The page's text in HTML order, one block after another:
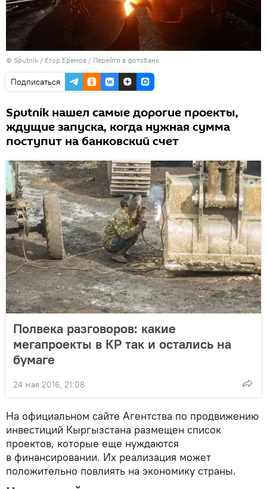
© Sputnik / Егор Еремов / Перейти в фотобанк
Подписаться
Sputnik нашел самые дорогие проекты,
ждущие запуска, когда нужная сумма
поступит на банковский счет
Полвека разговоров: какие
мегапроекты в КР так и остались на
бумаге
24 мая 2016, 21:08
На официальном сайте Агентства по продвижению
инвестиций Кыргызстана размещен список
проектов, которые еще нуждаются
в финансировании. Их реализация может
положительно повлиять на экономику страны.